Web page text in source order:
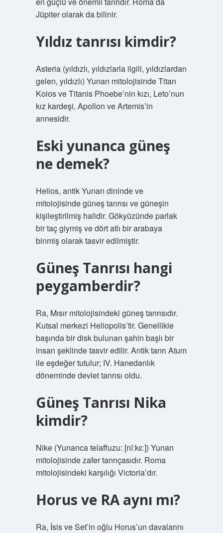
Jüpiter olarak da bilinir.
Yıldız tanrısı kimdir?
Asteria (yıldızlı, yıldızlarla ilgili, yıldızlardan
gelen, yıldızlı) Yunan mitolojisinde Titan
Koios ve Titanis Phoebe’nin kızı, Leto’nun
kız kardeşi, Apollon ve Artemis’in
annesidir.
Eski yunanca güneş
ne demek?
Helios, antik Yunan dininde ve
mitolojisinde güneş tanrısı ve güneşin
kişileştirilmiş halidir. Gökyüzünde parlak
bir taç giymiş ve dört atlı bir arabaya
binmiş olarak tasvir edilmiştir.
Güneş Tanrısı hangi
peygamberdir?
Ra, Mısır mitolojisindeki güneş tanrısıdır.
Kutsal merkezi Heliopolis’tir. Genellikle
başında bir disk bulunan şahin başlı bir
insan şeklinde tasvir edilir. Antik tanrı Atum
ile eşdeğer tutulur; IV. Hanedanlık
döneminde devlet tanrısı oldu.
Güneş Tanrısı Nika
kimdir?
Nike (Yunanca telaffuzu: [nǐːkɛː]) Yunan
mitolojisinde zafer tanrıçasıdır. Roma
mitolojisindeki karşılığı Victoria’dır.
Horus ve RA aynı mı?
Ra, İsis ve Set’in oğlu Horus’un davalarını